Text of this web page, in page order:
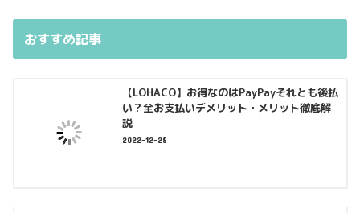
おすすめ記事
【LOHACO】お得なのはPayPayそれとも後払
い？全お支払いデメリット・メリット徹底解
説
2022-12-28